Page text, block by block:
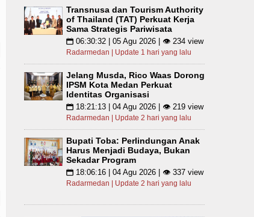
Transnusa dan Tourism Authority
of Thailand (TAT) Perkuat Kerja
Sama Strategis Pariwisata
📅 06:30:32 | 05 Agu 2026 | 👁 234 view
Radarmedan | Update 1 hari yang lalu
Jelang Musda, Rico Waas Dorong
IPSM Kota Medan Perkuat
Identitas Organisasi
📅 18:21:13 | 04 Agu 2026 | 👁 219 view
Radarmedan | Update 2 hari yang lalu
Bupati Toba: Perlindungan Anak
Harus Menjadi Budaya, Bukan
Sekadar Program
📅 18:06:16 | 04 Agu 2026 | 👁 337 view
Radarmedan | Update 2 hari yang lalu